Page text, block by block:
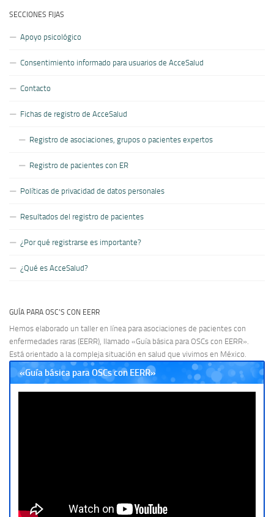
SECCIONES FIJAS
Apoyo psicológico
Consentimiento informado para usuarios de AcceSalud
Contacto
Fichas de registro de AcceSalud
Registro de asociaciones, grupos o pacientes expertos
Registro de pacientes con ER
Políticas de privacidad de datos personales
Resultados del registro de pacientes
¿Por qué registrarse es importante?
¿Qué es AcceSalud?
GUÍA PARA OSC’S CON EERR
Hemos elaborado un taller en línea para asociaciones de pacientes con
enfermedades raras (EERR), llamado «Guía básica para OSCs con EERR».
Está orientado a la compleja situación en salud que vivimos en México.
«Guía básica para OSCs con EERR»